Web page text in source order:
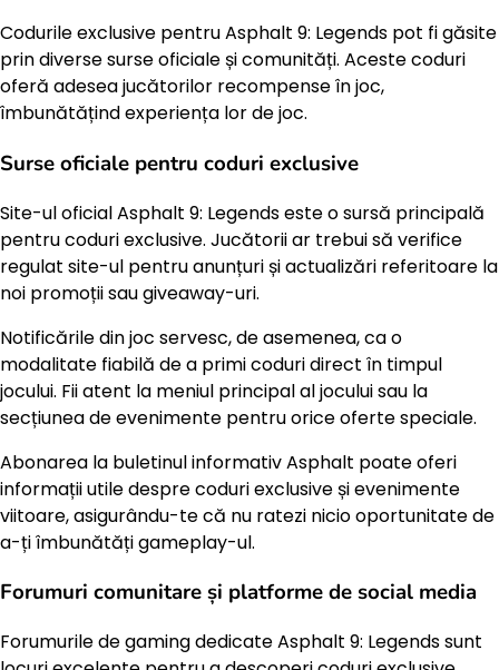
Codurile exclusive pentru Asphalt 9: Legends pot fi găsite
prin diverse surse oficiale și comunități. Aceste coduri
oferă adesea jucătorilor recompense în joc,
îmbunătățind experiența lor de joc.
Surse oficiale pentru coduri exclusive
Site-ul oficial Asphalt 9: Legends este o sursă principală
pentru coduri exclusive. Jucătorii ar trebui să verifice
regulat site-ul pentru anunțuri și actualizări referitoare la
noi promoții sau giveaway-uri.
Notificările din joc servesc, de asemenea, ca o
modalitate fiabilă de a primi coduri direct în timpul
jocului. Fii atent la meniul principal al jocului sau la
secțiunea de evenimente pentru orice oferte speciale.
Abonarea la buletinul informativ Asphalt poate oferi
informații utile despre coduri exclusive și evenimente
viitoare, asigurându-te că nu ratezi nicio oportunitate de
a-ți îmbunătăți gameplay-ul.
Forumuri comunitare și platforme de social media
Forumurile de gaming dedicate Asphalt 9: Legends sunt